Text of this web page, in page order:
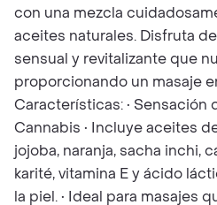
con una mezcla
aceites naturales. Disfruta
sensual y revitalizante que
proporcionando un masaje
Características: • Sensación
Cannabis • Incluye aceites
jojoba, naranja, sacha inchi,
karité, vitamina E y ácido
la piel. • Ideal para masajes